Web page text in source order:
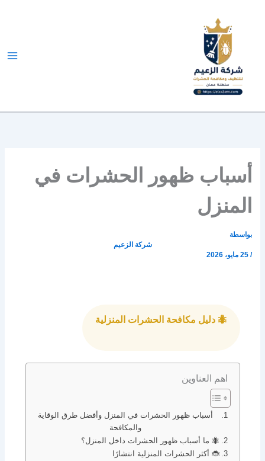
أسباب ظهور الحشرات في
المنزل
بواسطة
شركة الزعيم
25 مايو، 2026
🐜 دليل مكافحة الحشرات المنزلية
اهم العناوين
أسباب ظهور الحشرات في المنزل وأفضل طرق الوقاية
والمكافحة
🐜 ما أسباب ظهور الحشرات داخل المنزل؟
🐞 أكثر الحشرات المنزلية انتشارًا